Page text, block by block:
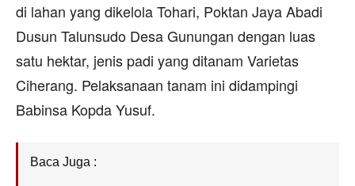
di lahan yang dikelola Tohari, Poktan Jaya Abadi
Dusun Talunsudo Desa Gunungan dengan luas
satu hektar, jenis padi yang ditanam Varietas
Ciherang. Pelaksanaan tanam ini didampingi
Babinsa Kopda Yusuf.
Baca Juga :